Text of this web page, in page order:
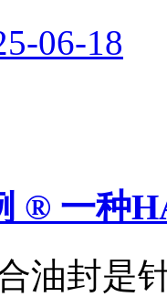
06-18
® 一种
油封是